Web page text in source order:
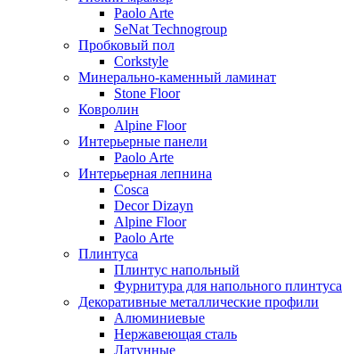
Paolo Arte
SeNat Technogroup
Пробковый пол
Corkstyle
Минерально-каменный ламинат
Stone Floor
Ковролин
Alpine Floor
Интерьерные панели
Paolo Arte
Интерьерная лепнина
Cosca
Decor Dizayn
Alpine Floor
Paolo Arte
Плинтуса
Плинтус напольный
Фурнитура для напольного плинтуса
Декоративные металлические профили
Алюминиевые
Нержавеющая сталь
Латунные